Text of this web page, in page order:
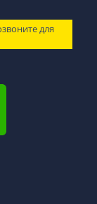
для